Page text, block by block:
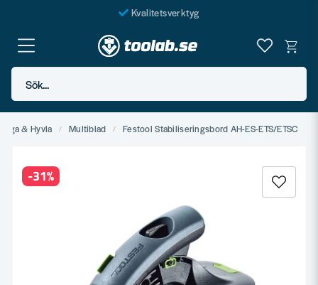
Kvalitetsverktyg
Fraktfritt över 999 SEK*
En järnhandel för alla
Sök...
Såga & Hyvla Multiblad Festool Stabiliseringsbord AH-ES-ETS/ETSC
-31%